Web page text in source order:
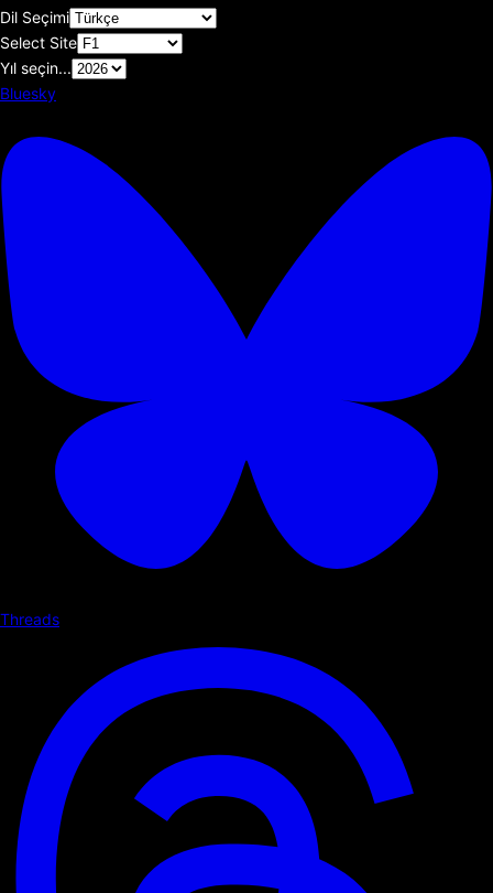
Dil Seçimi
Select Site
Yıl seçin...
Bluesky
Threads